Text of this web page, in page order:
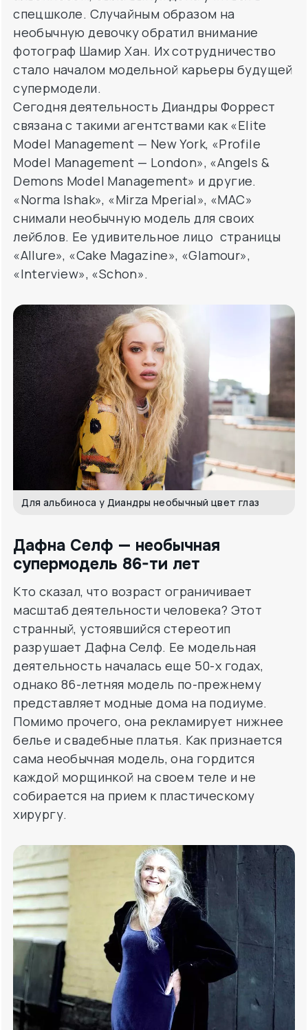
спецшколе. Случайным образом на
необычную девочку обратил внимание
фотограф Шамир Хан. Их сотрудничество
стало началом модельной карьеры будущей
супермодели.
Сегодня деятельность Диандры Форрест
связана с такими агентствами как «Elite
Model Management — New York, «Profile
Model Management — London», «Angels &
Demons Model Management» и другие.
«Norma Ishak», «Mirza Mperial», «MAC»
снимали необычную модель для своих
лейблов. Ее удивительное лицо страницы
«Allure», «Cake Magazine», «Glamour»,
«Interview», «Schon».
Для альбиноса у Диандры необычный цвет глаз
Дафна Селф — необычная
супермодель 86-ти лет
Кто сказал, что возраст ограничивает
масштаб деятельности человека? Этот
странный, устоявшийся стереотип
разрушает Дафна Селф. Ее модельная
деятельность началась еще 50-х годах,
однако 86-летняя модель по-прежнему
представляет модные дома на подиуме.
Помимо прочего, она рекламирует нижнее
белье и свадебные платья. Как признается
сама необычная модель, она гордится
каждой морщинкой на своем теле и не
собирается на прием к пластическому
хирургу.